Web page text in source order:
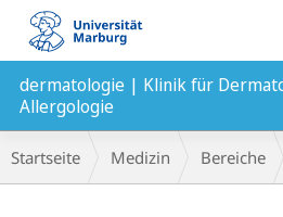
Mobile-
Navigation
dermatologie | Klinik für
Allergologie
Breadcrumb-
Navigation
Startseite Medizin Bereiche